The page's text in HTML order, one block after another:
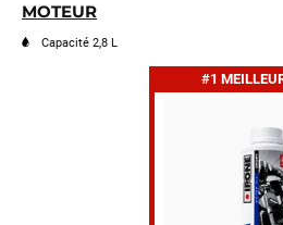
Revendeurs
MOTEUR
Capacité 2,8 L
#1